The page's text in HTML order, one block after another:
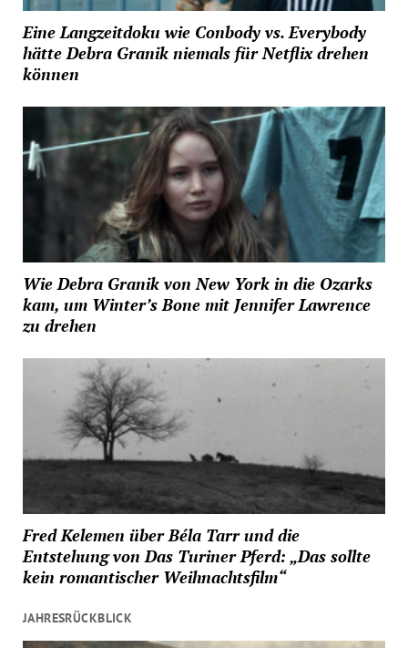
Eine Langzeitdoku wie Conbody vs. Everybody
hätte Debra Granik niemals für Netflix drehen
können
Wie Debra Granik von New York in die Ozarks
kam, um Winter’s Bone mit Jennifer Lawrence
zu drehen
Fred Kelemen über Béla Tarr und die
Entstehung von Das Turiner Pferd: „Das sollte
kein romantischer Weihnachtsfilm“
JAHRESRÜCKBLICK